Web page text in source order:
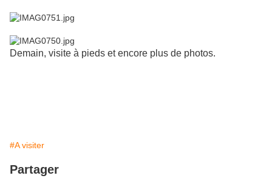
Demain, visite à pieds et encore plus de photos.
#A visiter
Partager